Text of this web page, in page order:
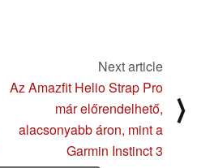
Next article
Az Amazfit Helio Strap Pro
már előrendelhető,
alacsonyabb áron, mint a
Garmin Instinct 3
⟩